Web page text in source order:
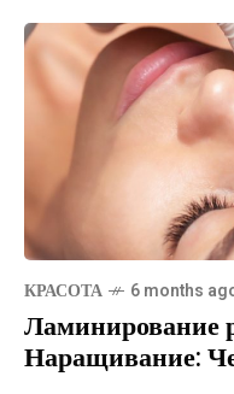
КРАСОТА 6 months
Ламинирование
Наращивание: